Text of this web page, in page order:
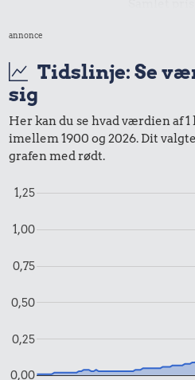
Priser i 2023
0,96 kr.
Udvalgte varer fra danskernes
Priser i nutidskroner er
datidskroner er på baggrund af
Danmarks
annonce
Tidslinje: Se
sig
Her kan du se hvad værdien af 1
imellem 1900 og 2026. Dit
grafen med rødt.
0,00
0,25
0,50
0,75
1,00
1,25